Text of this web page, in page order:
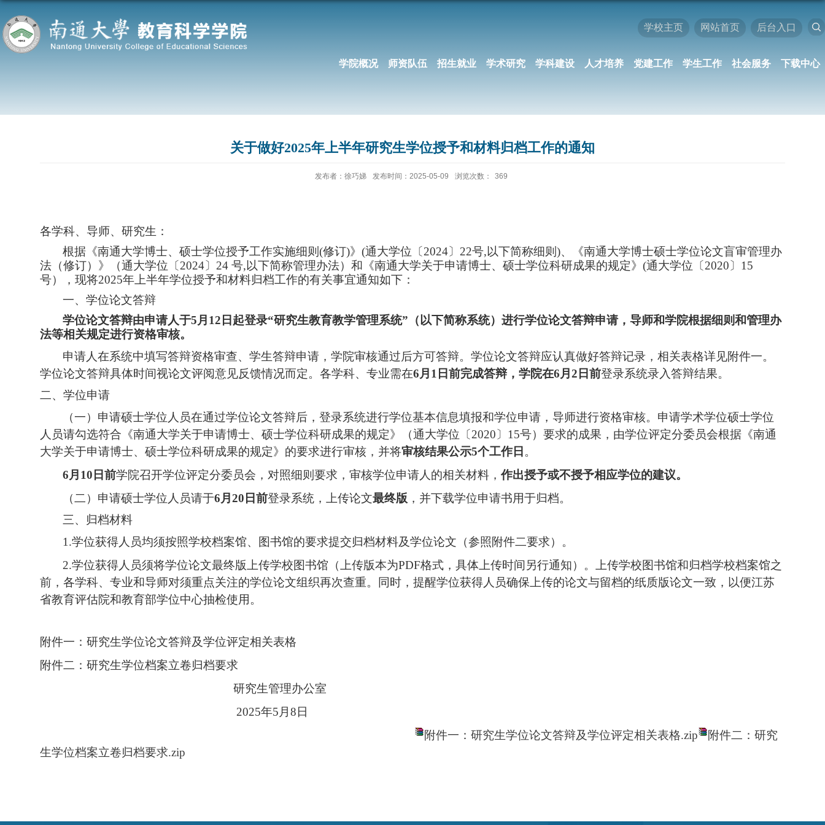
学校主页 网站首页 后台入口
学院概况 师资队伍 招生就业 学术研究 学科建设 人才培养 党建工作 学生工作 社会服务 下载中心
关于做好2025年上半年研究生学位授予和材料归档工作的通知
发布者：徐巧娣 发布时间：2025-05-09 浏览次数： 369
各学科、导师、研究生：
根据《南通大学博士、硕士学位授予工作实施细则 (修订)》(通大学位〔2024〕22号,以下简称细则)、《南通大学博士硕士学位论文盲审管理办
法（修订）》（通大学位〔 2024〕24 号,以下简称管理办法） 和《南通大学关于申请博士、硕士学位科研成果的规定》 (通大学位〔2020〕15
号），现将2025年上半年学位授予和材料归档工作的有关事宜通知如下：
一、学位论文答辩
学位论文答辩由申请人于5月12日起登录“研究生教育教学管理系统”（以下简称系统）进行学位论文答辩申请，导师和学院根据细则和管理办
法等相关规定进行资格审核。
申请人在系统中填写答辩资格审查、学生答辩申请， 学院审核通过后方可答辩。学位论文答辩应认真做好答辩记录，相关表格详见附件一。
学位论文答辩具体时间视论文评阅意见反馈情况而定。 各学科、专业需在6月 1 日前完成答辩，学院在6月 2 日前登录系统录入答辩结果。
二、学位申请
（一）申请硕士学位人员在通过学位论文答辩后，登录系统进行学位基本信息填报和学位申请，导师进行资格审核。申请学术学位硕士学位
人员请勾选符合《南通大学关于申请博士、硕士学位科研成果的规定》（通大学位〔 2020〕15号）要求的成果，由学位评定分委员会根据《南通
大学关于申请博士、硕士学位科研成果的规定》的要求进行审核，并将审核结果公示5个工作日 。
6月10日前学院召开学位评定分委员会，对照细则要求，审核学位申请人的相关材料，作出授予或不授予相应学位的建议。
（二） 申请硕士学位人员请于6月20日前登录系统，上传论文最终版 ，并下载学位申请书用于归档。
三、归档材料
1.学位获得人员均须按照学校档案馆、图书馆的要求提交归档材料及学位论文（参照附件二要求）。
2.学位获得人员须将学位论文最终版上传学校图书馆（上传版本为PDF格式，具体上传时间另行通知）。
上传学校图书馆和归档学校档案馆之
前，各学科、专业和导师对须重点关注的学位论文组织再次查重。 同时，提醒学位获得人员确保上传的论文与留档的纸质版论文一致，以便江苏
省教育评估院和教育部学位中心抽检使用。
附件一：研究生学位论文答辩及学位评定相关表格
附件二：研究生学位档案立卷归档要求
研究生管理办公室
2025年5月 8 日
附件一：研究生学位论文答辩及学位评定相关表格.zip
附件二：研究
生学位档案立卷归档要求.zip